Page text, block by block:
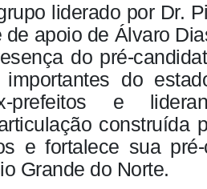
liderado por Dr.
de apoio de Álvaro
do pré-
importantes do
prefeitos e
construída
e fortalece sua
Grande do Norte.